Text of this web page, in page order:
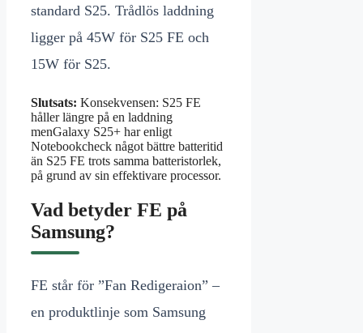
standard S25. Trådlös laddning
ligger på 45W för S25 FE och
15W för S25.
Slutsats: Konsekvensen: S25 FE
håller längre på en laddning
menGalaxy S25+ har enligt
Notebookcheck något bättre batteritid
än S25 FE trots samma batteristorlek,
på grund av sin effektivare processor.
Vad betyder FE på
Samsung?
FE står för ”Fan Redigeraion” –
en produktlinje som Samsung